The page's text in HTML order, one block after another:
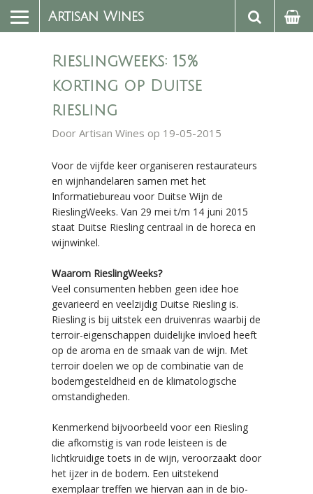
Artisan Wines
Rieslingweeks: 15%
korting op Duitse
riesling
Door Artisan Wines op 19-05-2015
Voor de vijfde keer organiseren restaurateurs
en wijnhandelaren samen met het
Informatiebureau voor Duitse Wijn de
RieslingWeeks. Van 29 mei t/m 14 juni 2015
staat Duitse Riesling centraal in de horeca en
wijnwinkel.
Waarom RieslingWeeks?
Veel consumenten hebben geen idee hoe
gevarieerd en veelzijdig Duitse Riesling is.
Riesling is bij uitstek een druivenras waarbij de
terroir-eigenschappen duidelijke invloed heeft
op de aroma en de smaak van de wijn. Met
terroir doelen we op de combinatie van de
bodemgesteldheid en de klimatologische
omstandigheden.
Kenmerkend bijvoorbeeld voor een Riesling
die afkomstig is van rode leisteen is de
lichtkruidige toets in de wijn, veroorzaakt door
het ijzer in de bodem. Een uitstekend
exemplaar treffen we hiervan aan in de bio-